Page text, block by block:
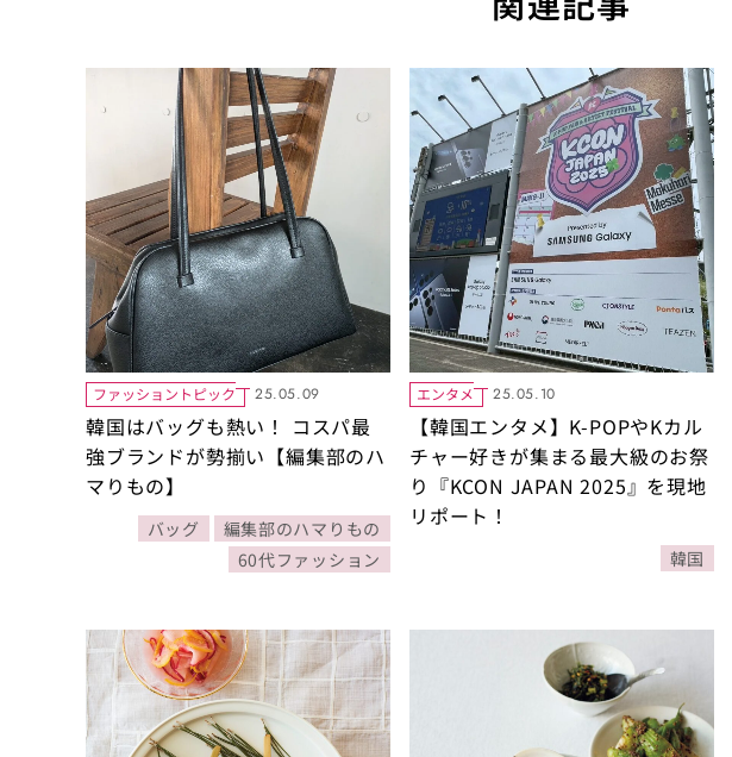
ファッショントピック 25.05.09
韓国はバッグも熱い！ コスパ最
強ブランドが勢揃い【編集部のハ
マりもの】
バッグ
編集部のハマりもの
60代ファッション
エンタメ 25.05.10
【韓国エンタメ】K-POPやKカル
チャー好きが集まる最大級のお祭
り『KCON JAPAN 2025』を現地
リポート！
韓国